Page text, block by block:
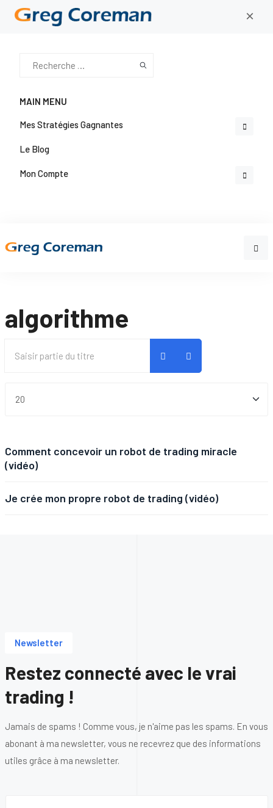
×
MAIN MENU
Mes Stratégies Gagnantes
Le Blog
Mon Compte
algorithme
titre
Comment concevoir un robot de trading miracle
(vidéo)
Je crée mon propre robot de trading (vidéo)
Newsletter
Restez connecté avec le vrai
trading !
Jamais de spams ! Comme vous, je n'aime pas les spams. En vous
abonant à ma newsletter, vous ne recevrez que des informations
utiles grâce à ma newsletter.